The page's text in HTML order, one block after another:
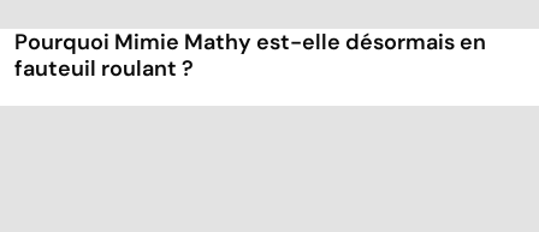
Pourquoi Mimie Mathy est-elle désormais en
fauteuil roulant ?